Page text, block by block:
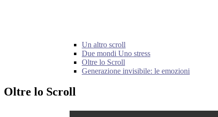
Un altro scroll
Due mondi Uno stress
Oltre lo Scroll
Generazione invisibile: le emozioni
Oltre lo Scroll